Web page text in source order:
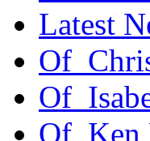
Latest
Of_Ken